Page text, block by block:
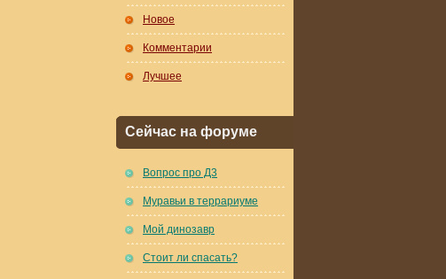
Новое
Комментарии
Лучшее
Сейчас на форуме
Вопрос про Д3
Муравьи в террариуме
Мой динозавр
Стоит ли спасать?